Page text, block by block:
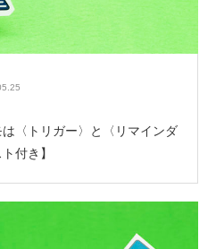
〈トリガー〉と〈リマインダ
付き】